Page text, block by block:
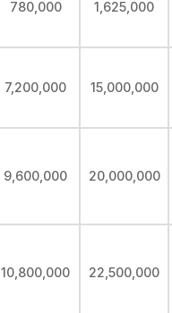
780,000 1,625,000
7,200,000 15,000,000
9,600,000 20,000,000
10,800,000 22,500,000